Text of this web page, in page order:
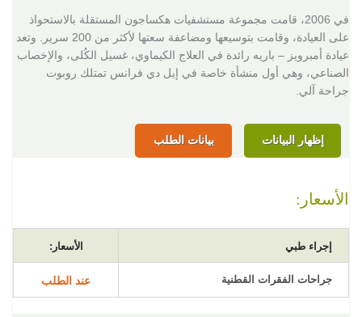
في 2006، قامت مجموعة مستشفيات هكساجون المستقلة بالاستحواذ
على العيادة، وقامت بتوسيعها ومضاعفة سعتها لأكثر من 200 سرير. وتعد
عيادة أمبرويز – باريه رائدة في العلاج الكيماوي، غسيل الكُلى، والإخصاب
الصناعي، وهي أول منشأة خاصة في إيل دي فرانس تمتلك روبوت
جراحة آلي.
إظهار البيانات بيانات الطلب
الأسعار:
إجراء طبي الأسعار:
جراحات الفقرات القطنية عند الطلب